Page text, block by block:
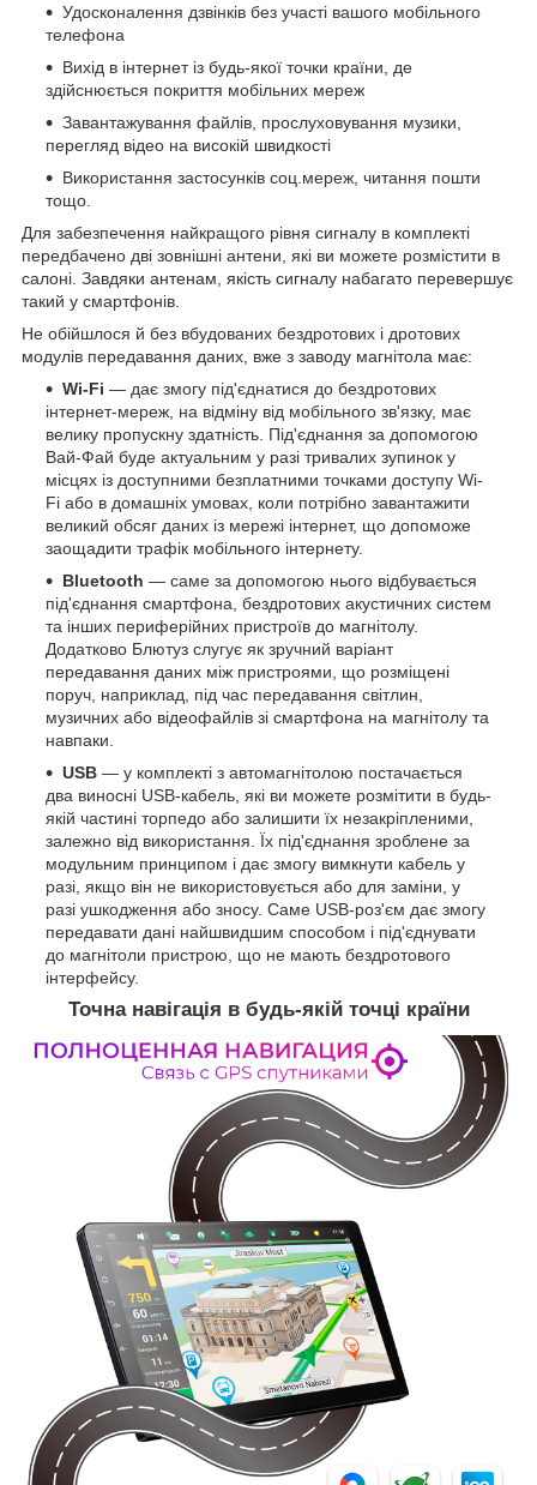
Удосконалення дзвінків без участі вашого мобільного
телефона
Вихід в інтернет із будь-якої точки країни, де
здійснюється покриття мобільних мереж
Завантажування файлів, прослуховування музики,
перегляд відео на високій швидкості
Використання застосунків соц.мереж, читання пошти
тощо.
Для забезпечення найкращого рівня сигналу в комплекті
передбачено дві зовнішні антени, які ви можете розмістити в
салоні. Завдяки антенам, якість сигналу набагато перевершує
такий у смартфонів.
Не обійшлося й без вбудованих бездротових і дротових
модулів передавання даних, вже з заводу магнітола має:
Wi-Fi — дає змогу під'єднатися до бездротових
інтернет-мереж, на відміну від мобільного зв'язку, має
велику пропускну здатність. Під'єднання за допомогою
Вай-Фай буде актуальним у разі тривалих зупинок у
місцях із доступними безплатними точками доступу Wi-
Fi або в домашніх умовах, коли потрібно завантажити
великий обсяг даних із мережі інтернет, що допоможе
заощадити трафік мобільного інтернету.
Bluetooth — саме за допомогою нього відбувається
під'єднання смартфона, бездротових акустичних систем
та інших периферійних пристроїв до магнітолу.
Додатково Блютуз слугує як зручний варіант
передавання даних між пристроями, що розміщені
поруч, наприклад, під час передавання світлин,
музичних або відеофайлів зі смартфона на магнітолу та
навпаки.
USB — у комплекті з автомагнітолою постачається
два виносні USB-кабель, які ви можете розмітити в будь-
якій частині торпедо або залишити їх незакріпленими,
залежно від використання. Їх під'єднання зроблене за
модульним принципом і дає змогу вимкнути кабель у
разі, якщо він не використовується або для заміни, у
разі ушкодження або зносу. Саме USB-роз'єм дає змогу
передавати дані найшвидшим способом і під'єднувати
до магнітоли пристрою, що не мають бездротового
інтерфейсу.
Точна навігація в будь-якій точці країни